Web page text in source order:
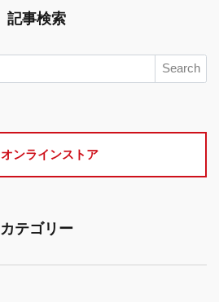
記事検索
Search
オンラインストア
カテゴリー